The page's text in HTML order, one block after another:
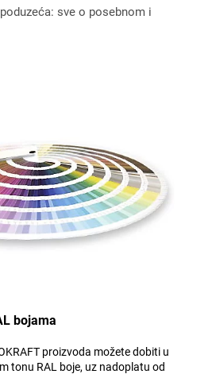
sve o posebnom i
bojama
proizvoda možete dobiti u
tonu RAL boje, uz nadoplatu od